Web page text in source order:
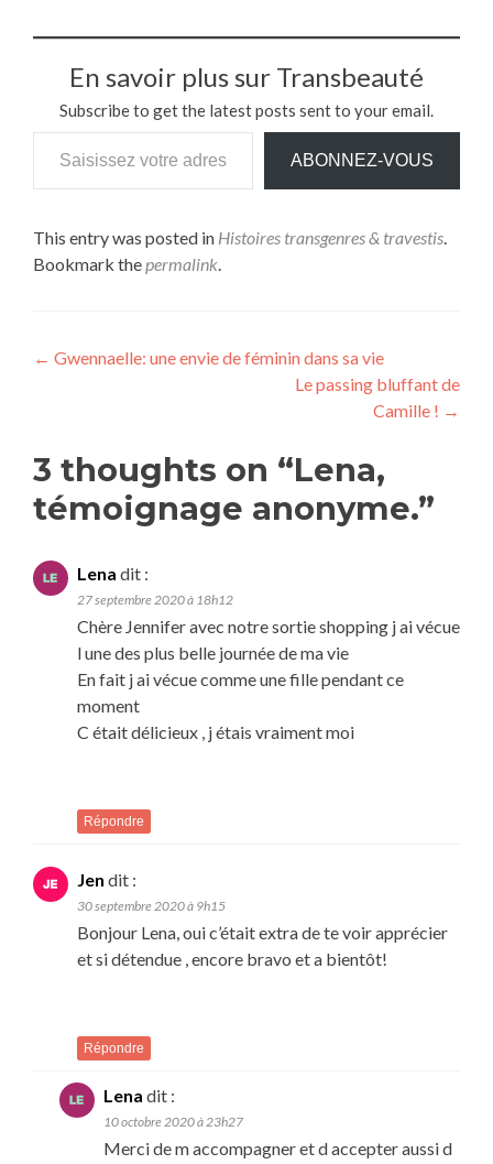
En savoir plus sur Transbeauté
Subscribe to get the latest posts sent to your email.
Saisissez votre adresse e-mail…
ABONNEZ-VOUS
This entry was posted in Histoires transgenres & travestis.
Bookmark thepermalink.
Navigation
← Gwennaelle: une envie de féminin dans sa vie
Le passing bluffant de
Camille ! →
3 thoughts on “Lena,
témoignage anonyme.”
Lena dit :
27 septembre 2020 à 18h12
Chère Jennifer avec notre sortie shopping j ai vécue
l une des plus belle journée de ma vie
En fait j ai vécue comme une fille pendant ce
moment
C était délicieux , j étais vraiment moi
Répondre
Jen dit :
30 septembre 2020 à 9h15
Bonjour Lena, oui c’était extra de te voir apprécier
et si détendue , encore bravo et a bientôt!
Répondre
Lena dit :
10 octobre 2020 à 23h27
Merci de m accompagner et d accepter aussi d